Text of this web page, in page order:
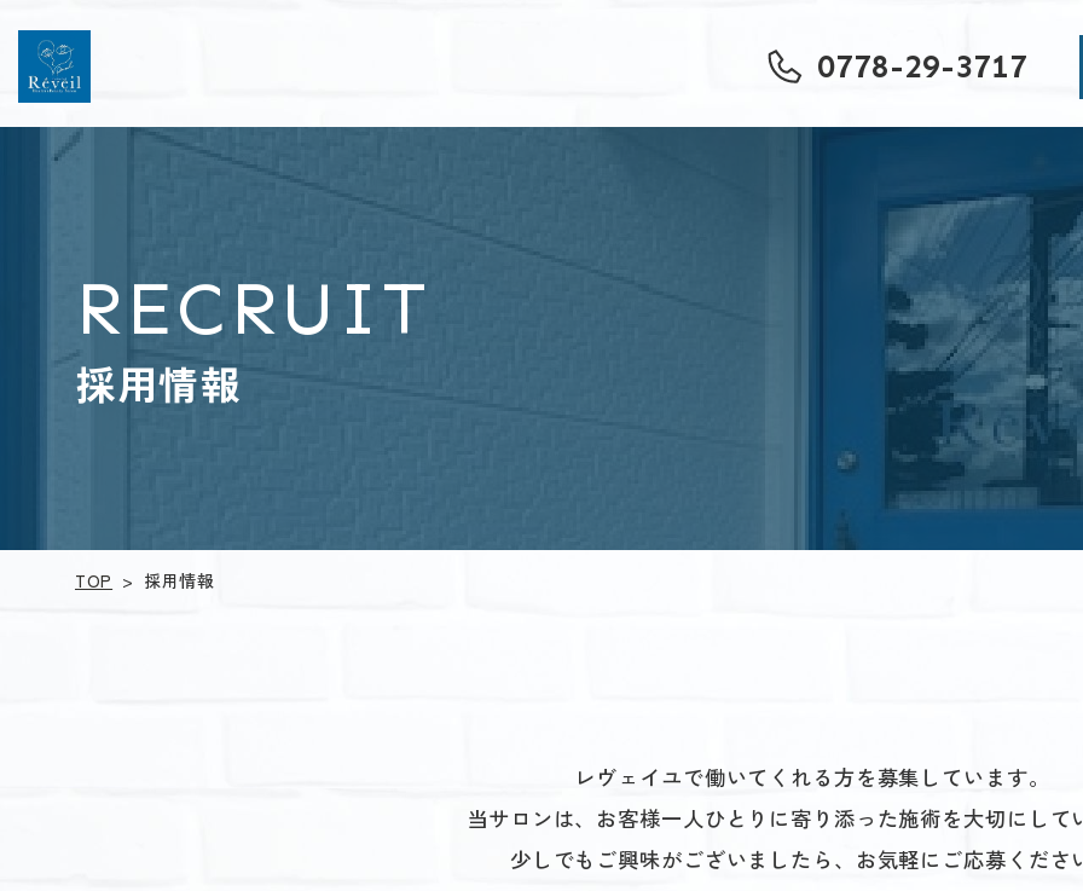
0778-29-3717
RECRUIT
採用情報
TOP > 採用情報
レヴェイユで働いてくれる方を募集しています。
当サロンは、お客様一人ひとりに寄り添った施術を大切にして
少しでもご興味がございましたら、お気軽にご応募くださ